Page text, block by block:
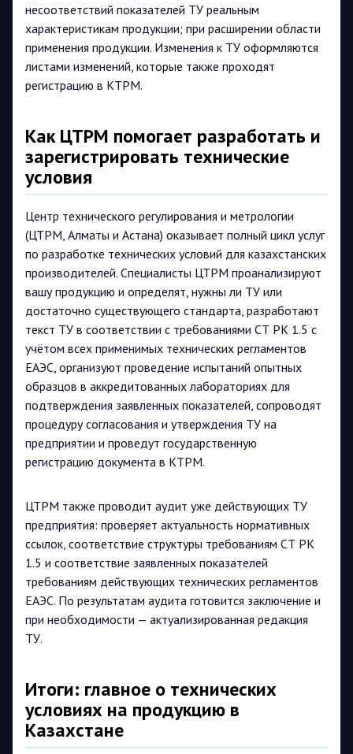
несоответствий показателей ТУ реальным
характеристикам продукции; при расширении области
применения продукции. Изменения к ТУ оформляются
листами изменений, которые также проходят
регистрацию в КТРМ.
Как ЦТРМ помогает разработать и
зарегистрировать технические
условия
Центр технического регулирования и метрологии
(ЦТРМ, Алматы и Астана) оказывает полный цикл услуг
по разработке технических условий для казахстанских
производителей. Специалисты ЦТРМ проанализируют
вашу продукцию и определят, нужны ли ТУ или
достаточно существующего стандарта, разработают
текст ТУ в соответствии с требованиями СТ РК 1.5 с
учётом всех применимых технических регламентов
ЕАЭС, организуют проведение испытаний опытных
образцов в аккредитованных лабораториях для
подтверждения заявленных показателей, сопроводят
процедуру согласования и утверждения ТУ на
предприятии и проведут государственную
регистрацию документа в КТРМ.
ЦТРМ также проводит аудит уже действующих ТУ
предприятия: проверяет актуальность нормативных
ссылок, соответствие структуры требованиям СТ РК
1.5 и соответствие заявленных показателей
требованиям действующих технических регламентов
ЕАЭС. По результатам аудита готовится заключение и
при необходимости — актуализированная редакция
ТУ.
Итоги: главное о технических
условиях на продукцию в
Казахстане